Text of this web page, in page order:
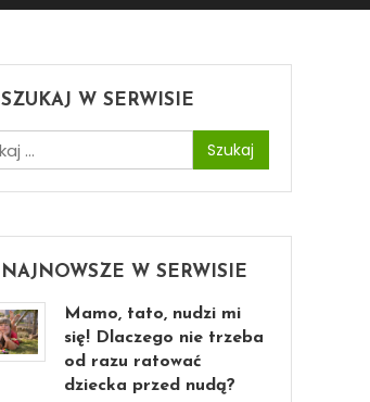
SZUKAJ W SERWISIE
Szukaj:
NAJNOWSZE W SERWISIE
Mamo, tato, nudzi mi
się! Dlaczego nie trzeba
od razu ratować
dziecka przed nudą?